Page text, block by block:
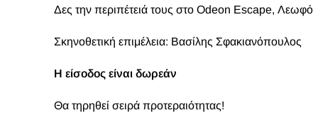
Δες την περιπέτειά τους στο Odeon Escape,
Σκηνοθετική επιμέλεια: Βασίλης Σφακιανόπουλος
Η είσοδος είναι δωρεάν
Θα τηρηθεί σειρά προτεραιότητας!